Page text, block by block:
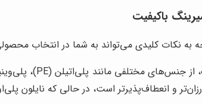
باکیفیت
به نکات کلیدی می‌تواند به شما در انتخاب
و انعطاف‌پذیرتر است، در حالی که نایلون